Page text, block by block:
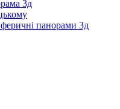
3д
панорами 3д